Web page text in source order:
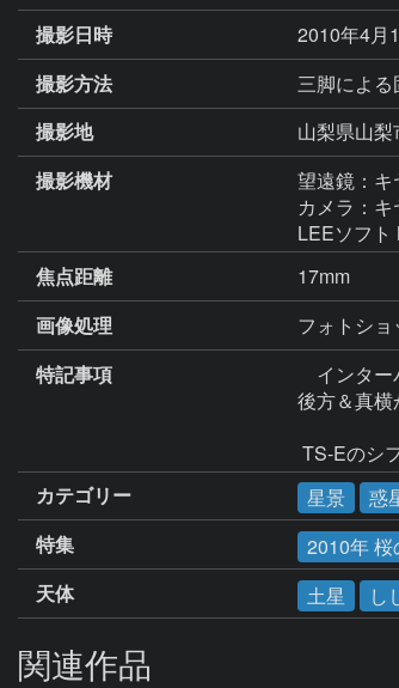
撮影日時
2010年4月
撮影方法
三脚によ
撮影地
山梨県山
撮影機材
望遠鏡：キ
カメラ：キ
LEEソフト
焦点距離
17mm
画像処理
フォトシ
特記事項
インター
後方＆真横
TS-Eのシ
カテゴリー
星景
惑
特集
2010年
天体
土星 し
関連作品